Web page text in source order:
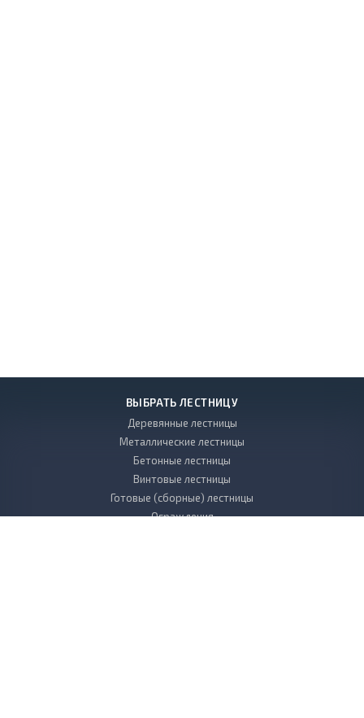
ВЫБРАТЬ ЛЕСТНИЦУ
Деревянные лестницы
Металлические лестницы
Бетонные лестницы
Винтовые лестницы
Готовые (сборные) лестницы
Ограждения